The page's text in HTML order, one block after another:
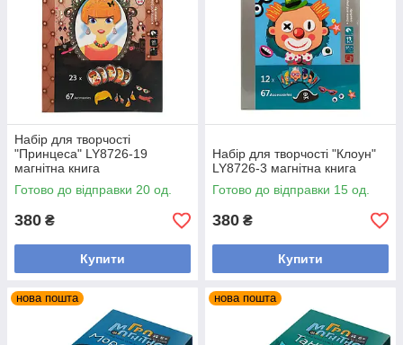
Набір для творчості
"Принцеса" LY8726-19
магнітна книга
Готово до відправки 20 од.
380 ₴
Купити
Набір для творчості "Клоун"
LY8726-3 магнітна книга
Готово до відправки 15 од.
380 ₴
Купити
нова пошта нова пошта